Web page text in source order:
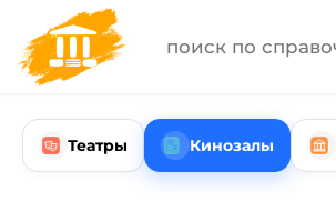
Театры Кинозалы